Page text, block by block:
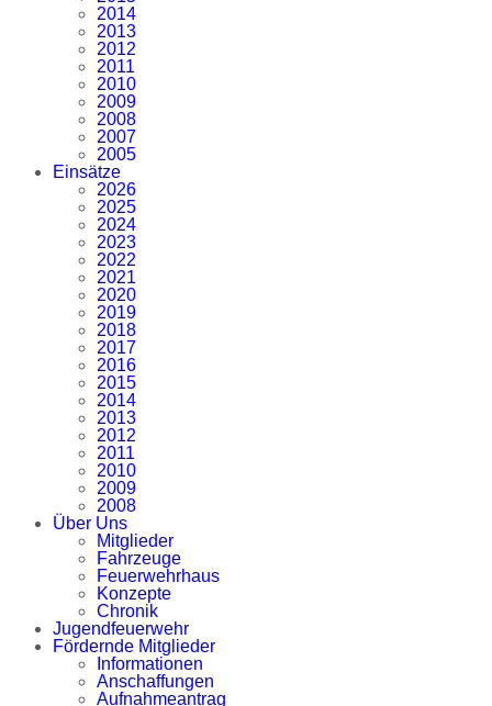
2014
2013
2012
2011
2010
2009
2008
2007
2005
Einsätze
2026
2025
2024
2023
2022
2021
2020
2019
2018
2017
2016
2015
2014
2013
2012
2011
2010
2009
2008
Über Uns
Mitglieder
Fahrzeuge
Feuerwehrhaus
Konzepte
Chronik
Jugendfeuerwehr
Fördernde Mitglieder
Informationen
Anschaffungen
Aufnahmeantrag